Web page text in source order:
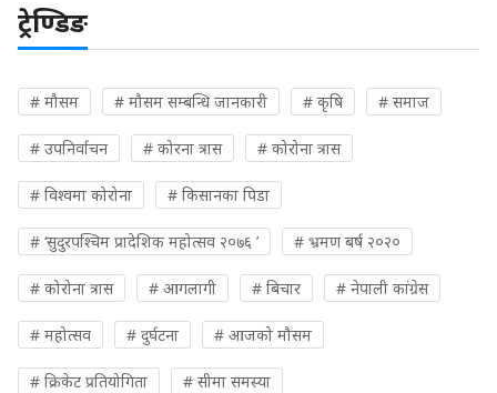
ट्रेण्डिङ
# मौसम # मौसम सम्बन्धि जानकारी # कृषि # समाज
# उपनिर्वाचन # कोरना त्रास # कोरोना त्रास
# विश्वमा कोरोना # किसानका पिडा
# ‘सुदुरपश्चिम प्रादेशिक महोत्सव २०७६ ’ # भ्रमण बर्ष २०२०
# कोरोना त्रास # आगलागी # बिचार # नेपाली कांग्रेस
# महोत्सव # दुर्घटना # आजको मौसम
# क्रिकेट प्रतियोगिता # सीमा समस्या